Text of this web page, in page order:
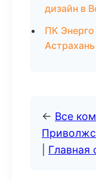
дизайн в
ПК
Астрахань
← Все
Главная